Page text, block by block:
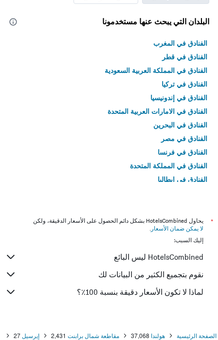
البلدان التي يبحث عنها مستخدمونا
الفنادق في المغرب
الفنادق في قطر
الفنادق في المملكة العربية السعودية
الفنادق في تركيا
الفنادق في إندونيسيا
الفنادق في الامارات العربية المتحدة
الفنادق في البحرين
الفنادق في مصر
الفنادق في فرنسا
الفنادق في المملكة المتحدة
الفنادق في إيطاليا
*
يحاول HotelsCombined بشكل دائم الحصول على الأسعار الدقيقة، ولكن
لا يمكن ضمان الأسعار .
إليك السبب:
HotelsCombined ليس البائع
نقوم بتجميع الكثير من البيانات لك
لماذا لا تكون الأسعار دقيقة بنسبة 100٪؟
الصفحة الرئيسية هولندا 37,068 مقاطعة شمال برابنت 2,431 إيرسيل 27